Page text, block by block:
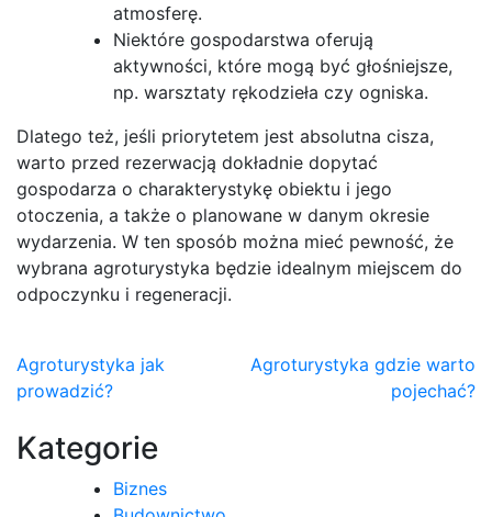
atmosferę.
Niektóre gospodarstwa oferują
aktywności, które mogą być głośniejsze,
np. warsztaty rękodzieła czy ogniska.
Dlatego też, jeśli priorytetem jest absolutna cisza,
warto przed rezerwacją dokładnie dopytać
gospodarza o charakterystykę obiektu i jego
otoczenia, a także o planowane w danym okresie
wydarzenia. W ten sposób można mieć pewność, że
wybrana agroturystyka będzie idealnym miejscem do
odpoczynku i regeneracji.
Nawigacja
wpisu
Agroturystyka jak
prowadzić?
Agroturystyka gdzie warto
pojechać?
Kategorie
Biznes